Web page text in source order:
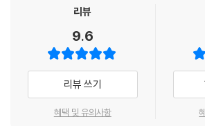
는 일이나 다름없었다.
---「인디언의 영혼」중에서
우리가 보기에 그들은 삶의 기준을 돈에 두고 있
앞에서 그 위치가 뒤바뀐다. 죽음 앞에서도 진실
과 사뭇 다르다. 그들은 누구보다도 진리에 대해
있다는 책을 늘 지참하고 다닌다. 그러나 그들만
지 않으면 저마다 잘나고 훌륭한 존재들이 서로를
돕겠다고 말했다. 그리하여 작은 거미는 자신의
실로 세상의 모든 존재들을 이어서 전체를 연결하
었다. 그럼으로써 모든 창조물이 보이지 않는 그
될 수 있었다. 신은 크게 기뻐했다.
리뷰
9.6
리뷰 쓰기
혜택 및 유의사항